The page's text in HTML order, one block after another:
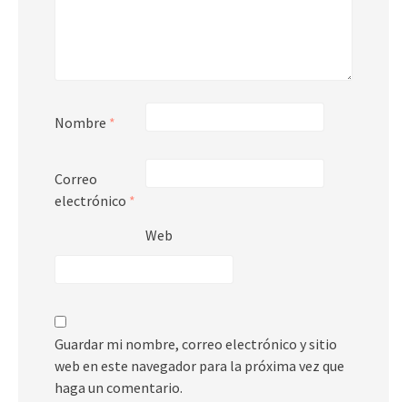
Nombre *
Correo
electrónico *
Web
Guardar mi nombre, correo electrónico y sitio
web en este navegador para la próxima vez que
haga un comentario.